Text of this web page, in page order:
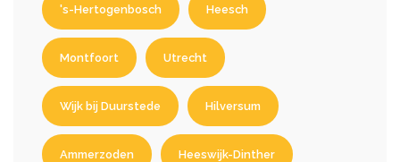
's-Hertogenbosch Heesch
Montfoort Utrecht
Wijk bij Duurstede Hilversum
Ammerzoden Heeswijk-Dinther